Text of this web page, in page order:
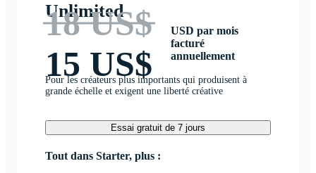
Unlimited
18 US$
15 US$
USD par mois
facturé
annuellement
Pour les créateurs plus importants qui produisent à
grande échelle et exigent une liberté créative
Essai gratuit de 7 jours
Tout dans Starter, plus :